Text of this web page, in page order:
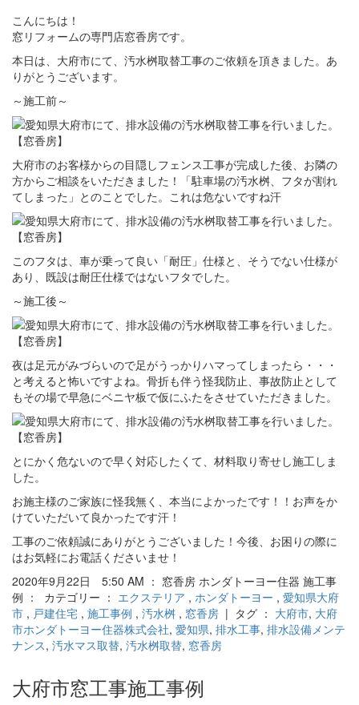
こんにちは！
窓リフォームの専門店窓香房です。
本日は、大府市にて、汚水桝取替工事のご依頼を頂きました。あ
りがとうございます。
～施工前～
大府市のお客様からの目隠しフェンス工事が完成した後、お隣の
方からご相談をいただきました！「駐車場の汚水桝、フタが割れ
てしまった」とのことでした。これは危ないですね汗
このフタは、車が乗って良い「耐圧」仕様と、そうでない仕様が
あり、既設は耐圧仕様ではないフタでした。
～施工後～
夜は足元がみづらいので足がうっかりハマってしまったら・・・
と考えると怖いですよね。骨折も伴う怪我防止、事故防止として
もその場で早急にベニヤ板で仮にふたをさせていただきました。
とにかく危ないので早く対応したくて、材料取り寄せし施工しま
した。
お施主様のご家族に怪我無く、本当によかったです！！お声をか
けていただいて良かったです汗！
工事のご依頼誠にありがとうございました！今後、お困りの際に
はお気軽にお電話くださいませ！
2020年9月22日 5:50 AM ： 窓香房 ホンダトーヨー住器 施工事
例 ： カテゴリー ： エクステリア , ホンダトーヨー , 愛知県大府
市 , 戸建住宅 , 施工事例 , 汚水桝 , 窓香房 | タグ ： 大府市, 大府
市ホンダトーヨー住器株式会社, 愛知県, 排水工事, 排水設備メンテ
ナンス, 汚水マス取替, 汚水桝取替, 窓香房
大府市窓工事施工事例